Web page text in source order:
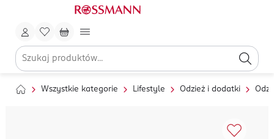
Wszystkie kategorie Lifestyle Odzież i dodatki